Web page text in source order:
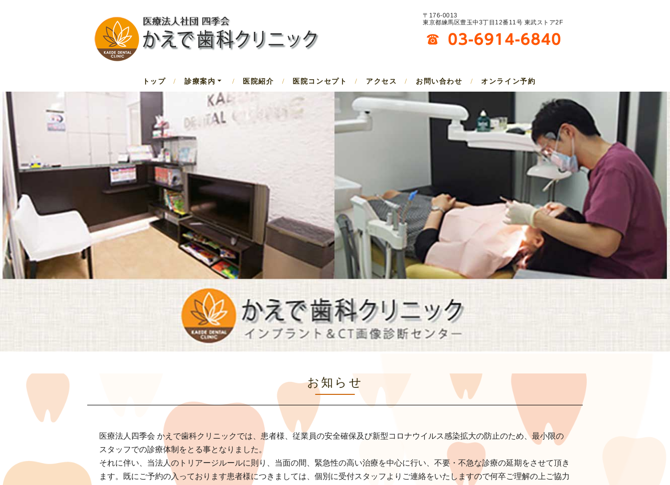
〒176-0013
東京都練馬区豊玉中3丁目12番11号 東武ストア2F
トップ / 診療案内 / 医院紹介 / 医院コンセプト / アクセス / お問い合わせ / オンライン予約
お知らせ
医療法人四季会 かえで歯科クリニックでは、患者様、従業員の安全確保及び新型コロナウイルス感染拡大の防止のため、最小限の
スタッフでの診療体制をとる事となりました。
それに伴い、当法人のトリアージルールに則り、当面の間、緊急性の高い治療を中心に行い、不要・不急な診療の延期をさせて頂き
ます。既にご予約の入っております患者様につきましては、個別に受付スタッフよりご連絡をいたしますので何卒ご理解の上ご協力